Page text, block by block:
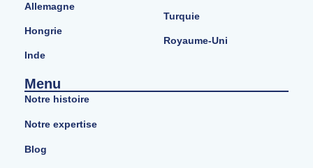
Allemagne
Hongrie
Inde
Turquie
Royaume-Uni
Menu
Notre histoire
Notre expertise
Blog